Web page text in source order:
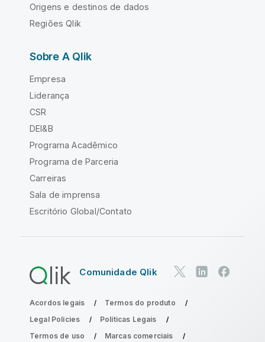
Origens e destinos de dados
Regiões Qlik
Sobre A Qlik
Empresa
Liderança
CSR
DEI&B
Programa Acadêmico
Programa de Parceria
Carreiras
Sala de imprensa
Escritório Global/Contato
Comunidade Qlik
Acordos legais
Termos do produto
Legal Policies
Políticas Legais
Termos de uso
Marcas comerciais